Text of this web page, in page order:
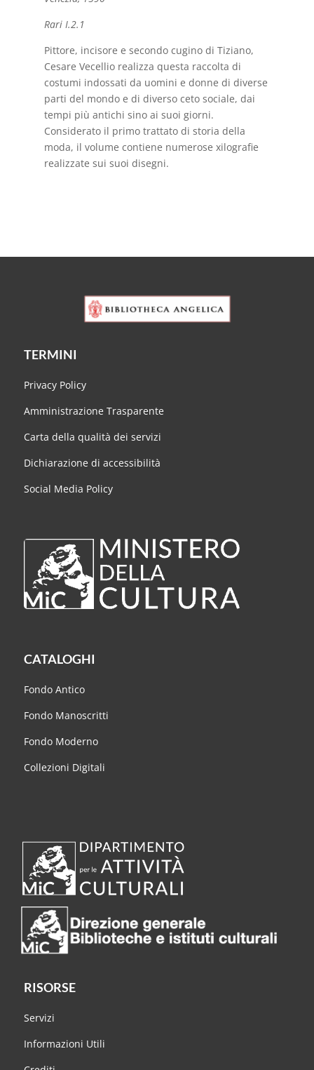
Rari I.2.1
Pittore, incisore e secondo cugino di Tiziano,
Cesare Vecellio realizza questa raccolta di
costumi indossati da uomini e donne di diverse
parti del mondo e di diverso ceto sociale, dai
tempi più antichi sino ai suoi giorni.
Considerato il primo trattato di storia della
moda, il volume contiene numerose xilografie
realizzate sui suoi disegni.
TERMINI
Privacy Policy
Amministrazione Trasparente
Carta della qualità dei servizi
Dichiarazione di accessibilità
Social Media Policy
CATALOGHI
Fondo Antico
Fondo Manoscritti
Fondo Moderno
Collezioni Digitali
RISORSE
Servizi
Informazioni Utili